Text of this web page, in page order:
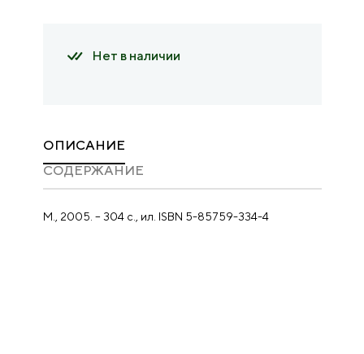
Нет в наличии
ОПИСАНИЕ
CОДЕРЖАНИЕ
М., 2005. – 304 с., ил. ISBN 5-85759-334-4